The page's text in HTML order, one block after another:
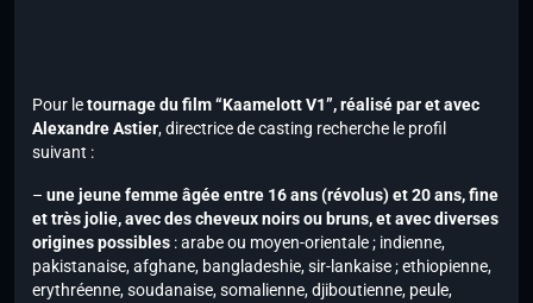
Pour letournage du film “Kaamelott V1”, réalisé par et avec
Alexandre Astier, directrice de casting recherche le profil
suivant :
– une jeune femme âgée entre 16 ans (révolus) et 20 ans, fine
et très jolie, avec des cheveux noirs ou bruns, et avec diverses
origines possibles : arabe ou moyen-orientale ; indienne,
pakistanaise, afghane, bangladeshie, sir-lankaise ; ethiopienne,
erythréenne, soudanaise, somalienne, djiboutienne, peule,